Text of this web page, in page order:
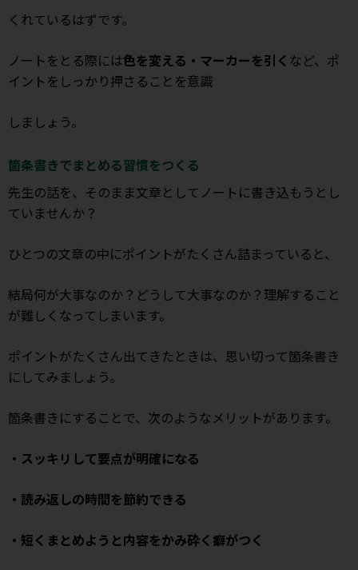
くれているはずです。
ノートをとる際には色を変える・マーカーを引く など、ポ
イントをしっかり押さることを意識
しましょう。
箇条書きでまとめる習慣をつくる
先生の話を、そのまま文章としてノートに書き込もうとし
ていませんか？
ひとつの文章の中にポイントがたくさん詰まっていると、
結局何が大事なのか？どうして大事なのか？理解すること
が難しくなってしまいます。
ポイントがたくさん出てきたときは、思い切って箇条書き
にしてみましょう。
箇条書きにすることで、次のようなメリットがあります。
・スッキリして要点が明確になる
・読み返しの時間を節約できる
・短くまとめようと内容をかみ砕く癖がつく